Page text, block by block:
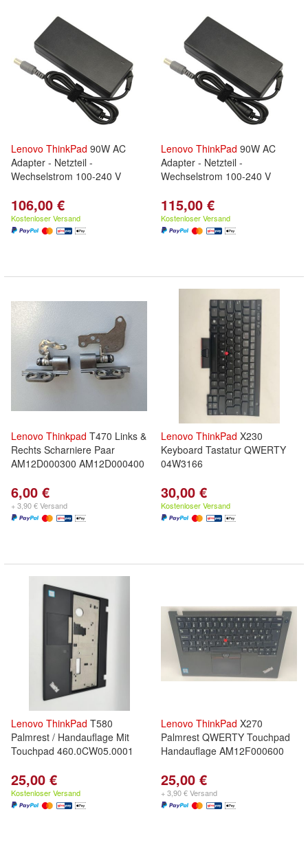
Lenovo ThinkPad 90W AC
Adapter - Netzteil -
Wechselstrom 100-240 V
106,00 €
Kostenloser Versand
Lenovo ThinkPad 90W AC
Adapter - Netzteil -
Wechselstrom 100-240 V
115,00 €
Kostenloser Versand
Lenovo Thinkpad T470 Links &
Rechts Scharniere Paar
AM12D000300 AM12D000400
6,00 €
+ 3,90 € Versand
Lenovo ThinkPad X230
Keyboard Tastatur QWERTY
04W3166
30,00 €
Kostenloser Versand
Lenovo ThinkPad T580
Palmrest / Handauflage Mit
Touchpad 460.0CW05.0001
25,00 €
Kostenloser Versand
Lenovo ThinkPad X270
Palmrest QWERTY Touchpad
Handauflage AM12F000600
25,00 €
+ 3,90 € Versand